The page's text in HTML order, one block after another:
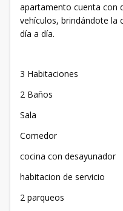
apartamento cuenta con
vehículos, brindándote la
día a día.
3 Habitaciones
2 Baños
Sala
Comedor
cocina con desayunador
habitacion de servicio
2 parqueos